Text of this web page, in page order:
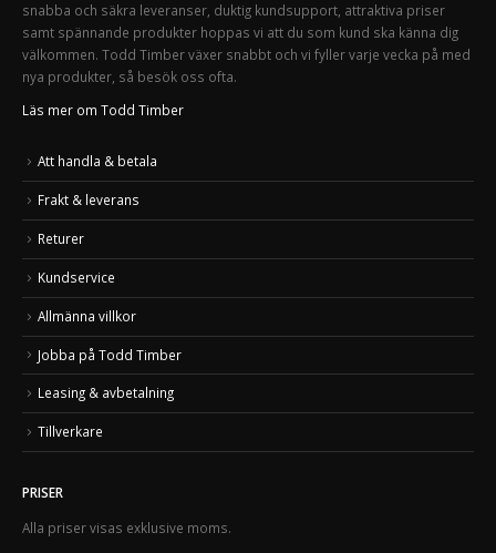
snabba och säkra leveranser, duktig kundsupport, attraktiva priser
samt spännande produkter hoppas vi att du som kund ska känna dig
välkommen. Todd Timber växer snabbt och vi fyller varje vecka på med
nya produkter, så besök oss ofta.
Läs mer om Todd Timber
Att handla & betala
Frakt & leverans
Returer
Kundservice
Allmänna villkor
Jobba på Todd Timber
Leasing & avbetalning
Tillverkare
PRISER
Alla priser visas exklusive moms.